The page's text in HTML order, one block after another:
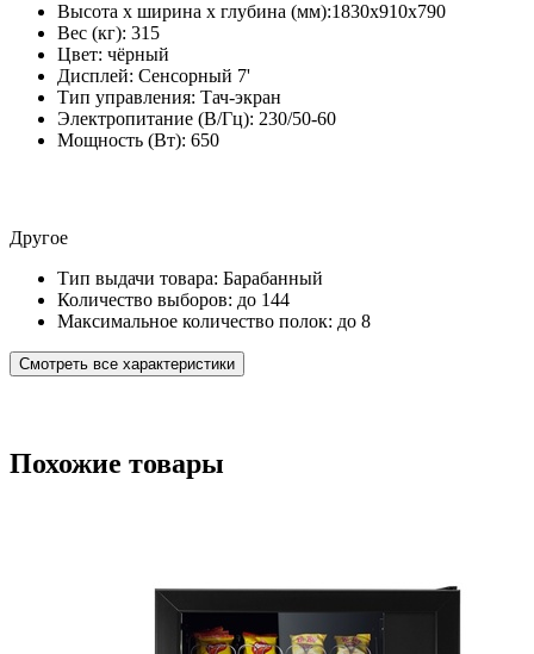
Высота х ширина х глубина (мм):1830х910х790
Вес (кг): 315
Цвет: чёрный
Дисплей: Сенсорный 7'
Тип управления: Тач-экран
Электропитание (В/Гц): 230/50-60
Мощность (Вт): 650
Другое
Тип выдачи товара: Барабанный
Количество выборов: до 144
Максимальное количество полок: до 8
Смотреть все характеристики
Похожие товары